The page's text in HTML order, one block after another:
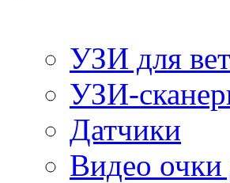
УЗИ для
УЗИ-
Датчики
Видео